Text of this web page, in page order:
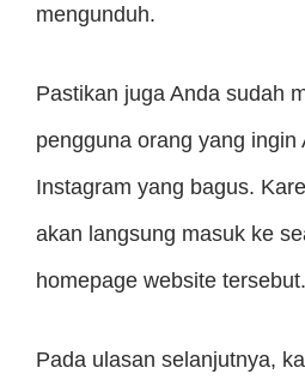
mengunduh.
Pastikan juga Anda sudah
pengguna orang yang ingin
Instagram yang bagus.
akan langsung masuk ke
homepage website tersebut.
Pada ulasan selanjutnya,